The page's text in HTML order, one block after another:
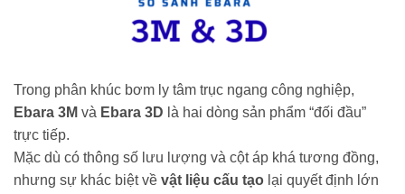
Trong phân khúc bơm ly tâm trục ngang công nghiệp,
Ebara 3M và Ebara 3D là hai dòng sản phẩm “đối đầu”
trực tiếp.
Mặc dù có thông số lưu lượng và cột áp khá tương đồng,
nhưng sự khác biệt về vật liệu cấu tạo lại quyết định lớn